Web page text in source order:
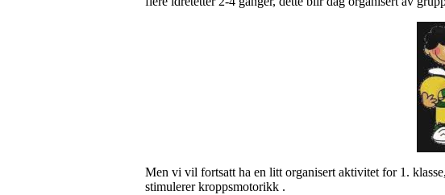
Men vi vil fortsatt ha en litt organisert aktivitet for 1.
stimulerer kroppsmotorikk .